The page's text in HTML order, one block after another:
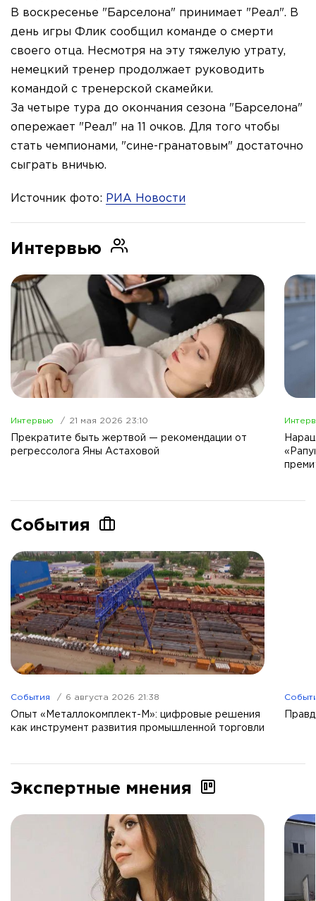
В воскресенье "Барселона" принимает "Реал". В
день игры Флик сообщил команде о смерти
своего отца. Несмотря на эту тяжелую утрату,
немецкий тренер продолжает руководить
командой с тренерской скамейки.
За четыре тура до окончания сезона "Барселона"
опережает "Реал" на 11 очков. Для того чтобы
стать чемпионами, "сине-гранатовым" достаточно
сыграть вничью.
Источник фото: РИА Новости
Интервью
Интервью 21 мая 2026 23:10
Прекратите быть жертвой — рекомендации от
регрессолога Яны Астаховой
События
События 6 августа 2026 21:38
Опыт «Металлокомплект-М»: цифровые решения
как инструмент развития промышленной торговли
Экспертные мнения